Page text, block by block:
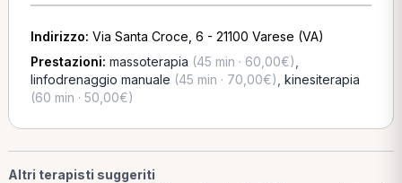
Indirizzo: Via Santa Croce, 6 - 21100 Varese (VA)
Prestazioni: massoterapia (45 min · 60,00€)
linfodrenaggio manuale (45 min · 70,00€) kinesiterapia
(60 min · 50,00€)
Altri terapisti suggeriti